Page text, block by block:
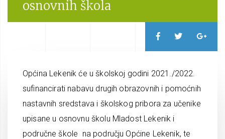
osnovnih škola
Općina Lekenik će u školskoj godini 2021./2022.
sufinancirati nabavu drugih obrazovnih i pomoćnih
nastavnih sredstava i školskog pribora za učenike
upisane u osnovnu školu Mladost Lekenik i
područne škole na području Općine Lekenik, te